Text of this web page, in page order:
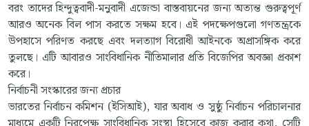
বরং তাদের হিন্দুত্ববাদী-মনুবাদী এজেন্ডা বাস্তবায়নের জন্য অত্যন্ত গুরুত্বপূর্ণ
আরও অনেক বিল পাস করতে সক্ষম হবে। এই পদক্ষেপগুলো গণতন্ত্রকে
উপহাসে পরিণত করছে এবং দলত্যাগ বিরোধী আইনকে অপ্রাসঙ্গিক করে
তুলছে। এটি আবারও সাংবিধানিক নীতিমালার প্রতি বিজেপির অবজ্ঞা প্রকাশ
করে।
নির্বাচনী সংস্কারের জন্য প্রচার
ভারতের নির্বাচন কমিশন (ইসিআই), যার অবাধ ও সুষ্ঠু নির্বাচন পরিচালনার